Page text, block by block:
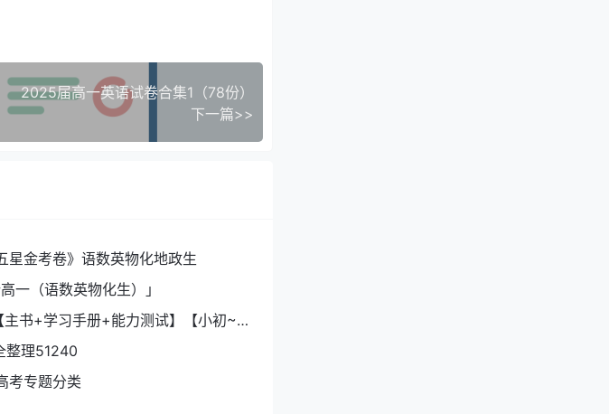
2025届高一英语试卷合集1（78份）
下一篇>>
星金考卷》语数英物化地政生
一（语数英物化生）」
主书+学习手册+能力测试】【小初~P
整理51240
考专题分类